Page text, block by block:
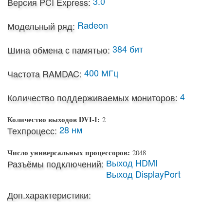
Модельный ряд: Radeon
Шина обмена с памятью: 384 бит
Частота RAMDAC: 400 МГц
Количество поддерживаемых мониторов: 4
Количество выходов DVI-I: 2
Техпроцесс: 28 нм
Число универсальных процессоров: 2048
Разъёмы подключений: Выход HDMI
Выход DisplayPort
Доп.характеристики: